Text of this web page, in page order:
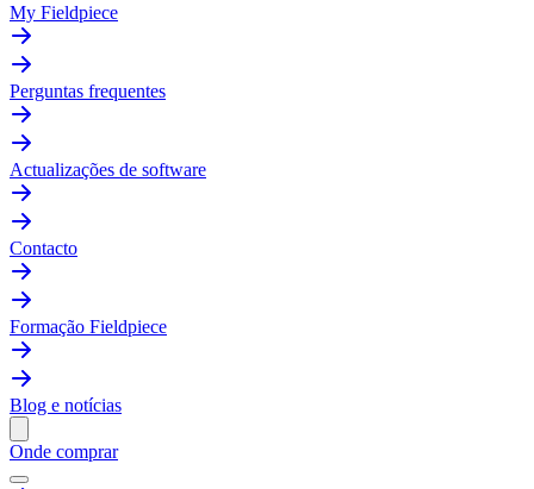
My Fieldpiece
Perguntas frequentes
Actualizações de software
Contacto
Formação Fieldpiece
Blog e notícias
Onde comprar